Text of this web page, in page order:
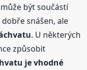
být součástí
snášen, ale
. U některých
způsobit
je vhodné